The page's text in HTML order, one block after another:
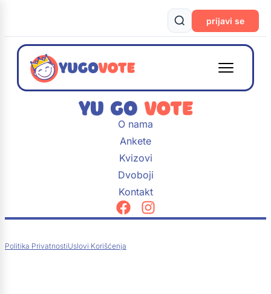
prijavi se
O nama
Ankete
Kvizovi
Dvoboji
Kontakt
Politika PrivatnostiUslovi Korišćenja